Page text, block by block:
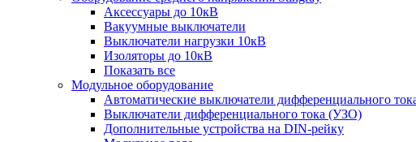
Аксессуары до 10кВ
Вакуумные выключатели
Выключатели нагрузки 10кВ
Изоляторы до 10кВ
Показать все
Модульное оборудование
Автоматические выключатели дифференциального
Выключатели дифференциального тока (УЗО)
Дополнительные устройства на DIN-рейку